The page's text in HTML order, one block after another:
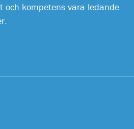
och kompetens vara ledande